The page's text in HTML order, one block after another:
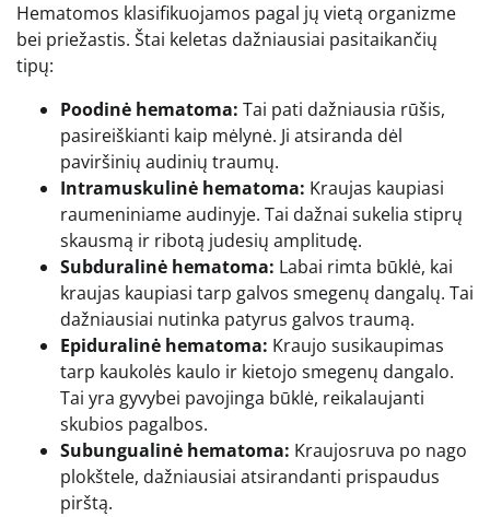
Hematomos klasifikuojamos pagal jų vietą organizme
bei priežastis. Štai keletas dažniausiai pasitaikančių
tipų:
Poodinė hematoma: Tai pati dažniausia rūšis,
pasireiškianti kaip mėlynė. Ji atsiranda dėl
paviršinių audinių traumų.
Intramuskulinė hematoma: Kraujas kaupiasi
raumeniniame audinyje. Tai dažnai sukelia stiprų
skausmą ir ribotą judesių amplitudę.
Subduralinė hematoma: Labai rimta būklė, kai
kraujas kaupiasi tarp galvos smegenų dangalų. Tai
dažniausiai nutinka patyrus galvos traumą.
Epiduralinė hematoma: Kraujo susikaupimas
tarp kaukolės kaulo ir kietojo smegenų dangalo.
Tai yra gyvybei pavojinga būklė, reikalaujanti
skubios pagalbos.
Subungualinė hematoma: Kraujosruva po nago
plokštele, dažniausiai atsirandanti prispaudus
pirštą.